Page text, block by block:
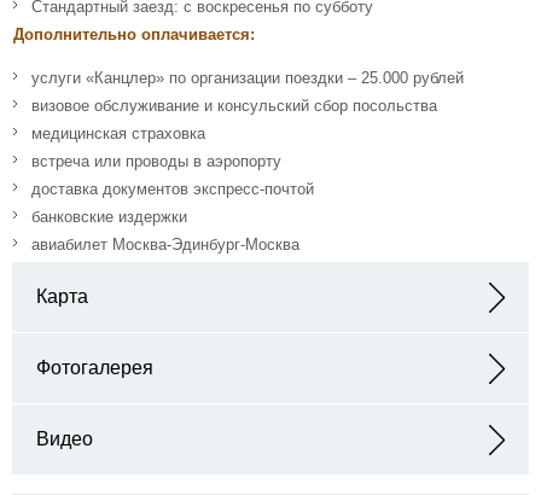
Стандартный заезд: с воскресенья по субботу
Дополнительно оплачивается:
услуги «Канцлер» по организации поездки – 25.000 рублей
визовое обслуживание и консульский сбор посольства
медицинская страховка
встреча или проводы в аэропорту
доставка документов экспресс-почтой
банковские издержки
авиабилет Москва-Эдинбург-Москва
Карта
8BQ, United Kingdom
Фотогалерея
Видео